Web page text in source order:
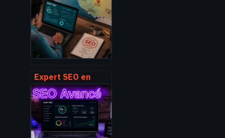
Expert SEO en
Vendée : 15 ans
d’expérience pour
dominer vos
résultats locaux
sur Google